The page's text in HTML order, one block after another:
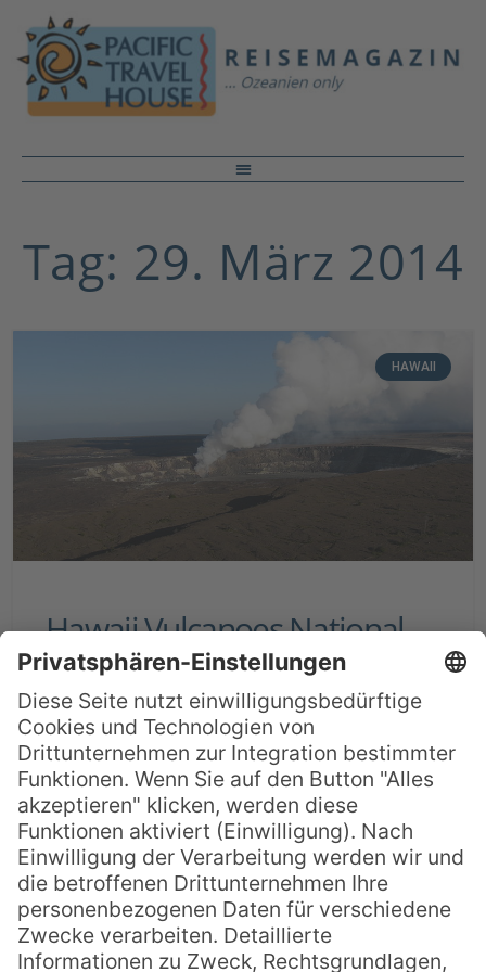
Tag: 29. März 2014
HAWAII
Hawaii Vulcanoes National
Park: Highlights und
Überblick
Pele, hawaiianische Göttin des Feuers und
der Vulkane, scheint hier, im größten
Nationalpark des US-Staats Hawaii,
tatsächlich noch ihr Unwesen zu treiben.
Vielleicht besser als an jedem anderen Ort
der Welt lassen sich im knapp 1400 km2